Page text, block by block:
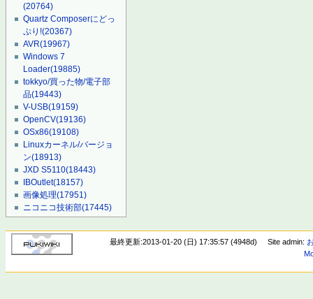
(20764)
Quartz Composerにどっ
ぷり!(20367)
AVR(19967)
Windows 7
Loader(19885)
tokkyo/買った物/電子部
品(19443)
V-USB(19159)
OpenCV(19136)
OSx86(19108)
Linuxカーネル/バージョ
ン(18913)
JXD S5110(18443)
IBOutlet(18157)
画像処理(17951)
ニコニコ技術部(17445)
最終更新:2013-01-20 (日) 17:35:57 (4948d) Site admin: